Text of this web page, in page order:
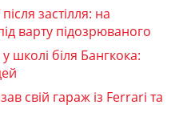
застілля: на
варту підозрюваного
школі біля Бангкока:
свій гараж із Ferrari та